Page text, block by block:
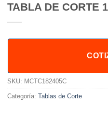
TABLA DE CORTE
SKU: MCTC182405C
Categoría: Tablas de Corte